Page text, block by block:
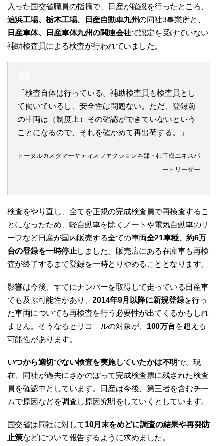
入った国交省職員の指摘で、日産が確認を行ったところ、
追浜工場、栃木工場、日産自動車九州の同社3事業所と、
日産車体、日産車体九州の関連会社で認定を受けていない
補助検査員による検査が行われていました。
「検査自体は行っている。補助検査員も検査員とし
て働いているし、安全性は問題ない。ただ、登録前
の車両は（制度上）その確認ができていないという
ことになるので、それを確かめて再出荷する。」
トータルカスタマーサティスファクション本部・杠直樹エキスパ
ートリーダー
検査をやり直し、全てを正規の完成検査員で再検査するこ
とになったため、軽自動車を除くノートや電気自動車のリ
ーフなど日産が国内販売する全ての車両全21車種、約6万
台の登録を一時停止 しました。販売店にある在庫車も再検
査が終了するまで登録を一時とりやめることとなります。
影響は今後、すでにナンバーを取得して走っている日産車
でも及ぶ可能性があり、 2014年9月以降に新規登録を行っ
た車両についても再検査を行う必要性が出てくるかもしれ
ません。そうなるとリコールの対象が、 100万台を超える
可能性があります。
いつから適切でない検査を実施していたかは不明で、現
在、同社が過去にさかのぼって完成検査票に残された検査
員を確認中としています。日産は今後、第三者を含むチー
ムで原因などを調査し原因究明をしていくとしています。
国交省は同社に対して10月末をめどに調査の結果や再発防
止策などについて報告するように求めました。